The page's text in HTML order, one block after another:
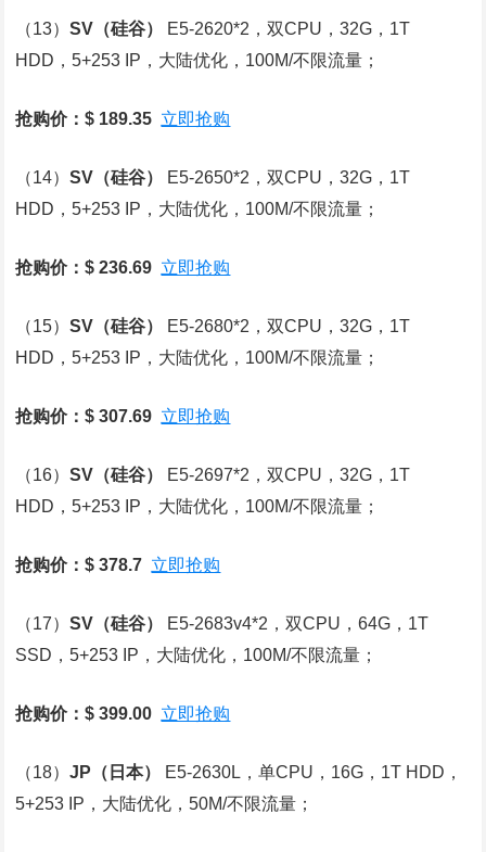
（13）SV （硅谷）
E5-2620*2，双CPU，32G，1T
HDD，5+253 IP，大陆优化，100M/不限流量；
抢购价：$ 189.35 立即抢购
（14）SV （硅谷）
E5-2650*2，双CPU，32G，1T
HDD，5+253 IP，大陆优化，100M/不限流量；
抢购价：$ 236.69 立即抢购
（15）SV （硅谷）
E5-2680*2，双CPU，32G，1T
HDD，5+253 IP，大陆优化，100M/不限流量；
抢购价：$ 307.69 立即抢购
（16）SV （硅谷）
E5-2697*2，双CPU，32G，1T
HDD，5+253 IP，大陆优化，100M/不限流量；
抢购价：$ 378.7 立即抢购
（17）SV （硅谷）
E5-2683v4*2，双CPU，64G，1T
SSD，5+253 IP，大陆优化，100M/不限流量；
抢购价：$ 399.00 立即抢购
（18）JP （日本）
E5-2630L，单CPU，16G，1T HDD，
5+253 IP，大陆优化，50M/不限流量；